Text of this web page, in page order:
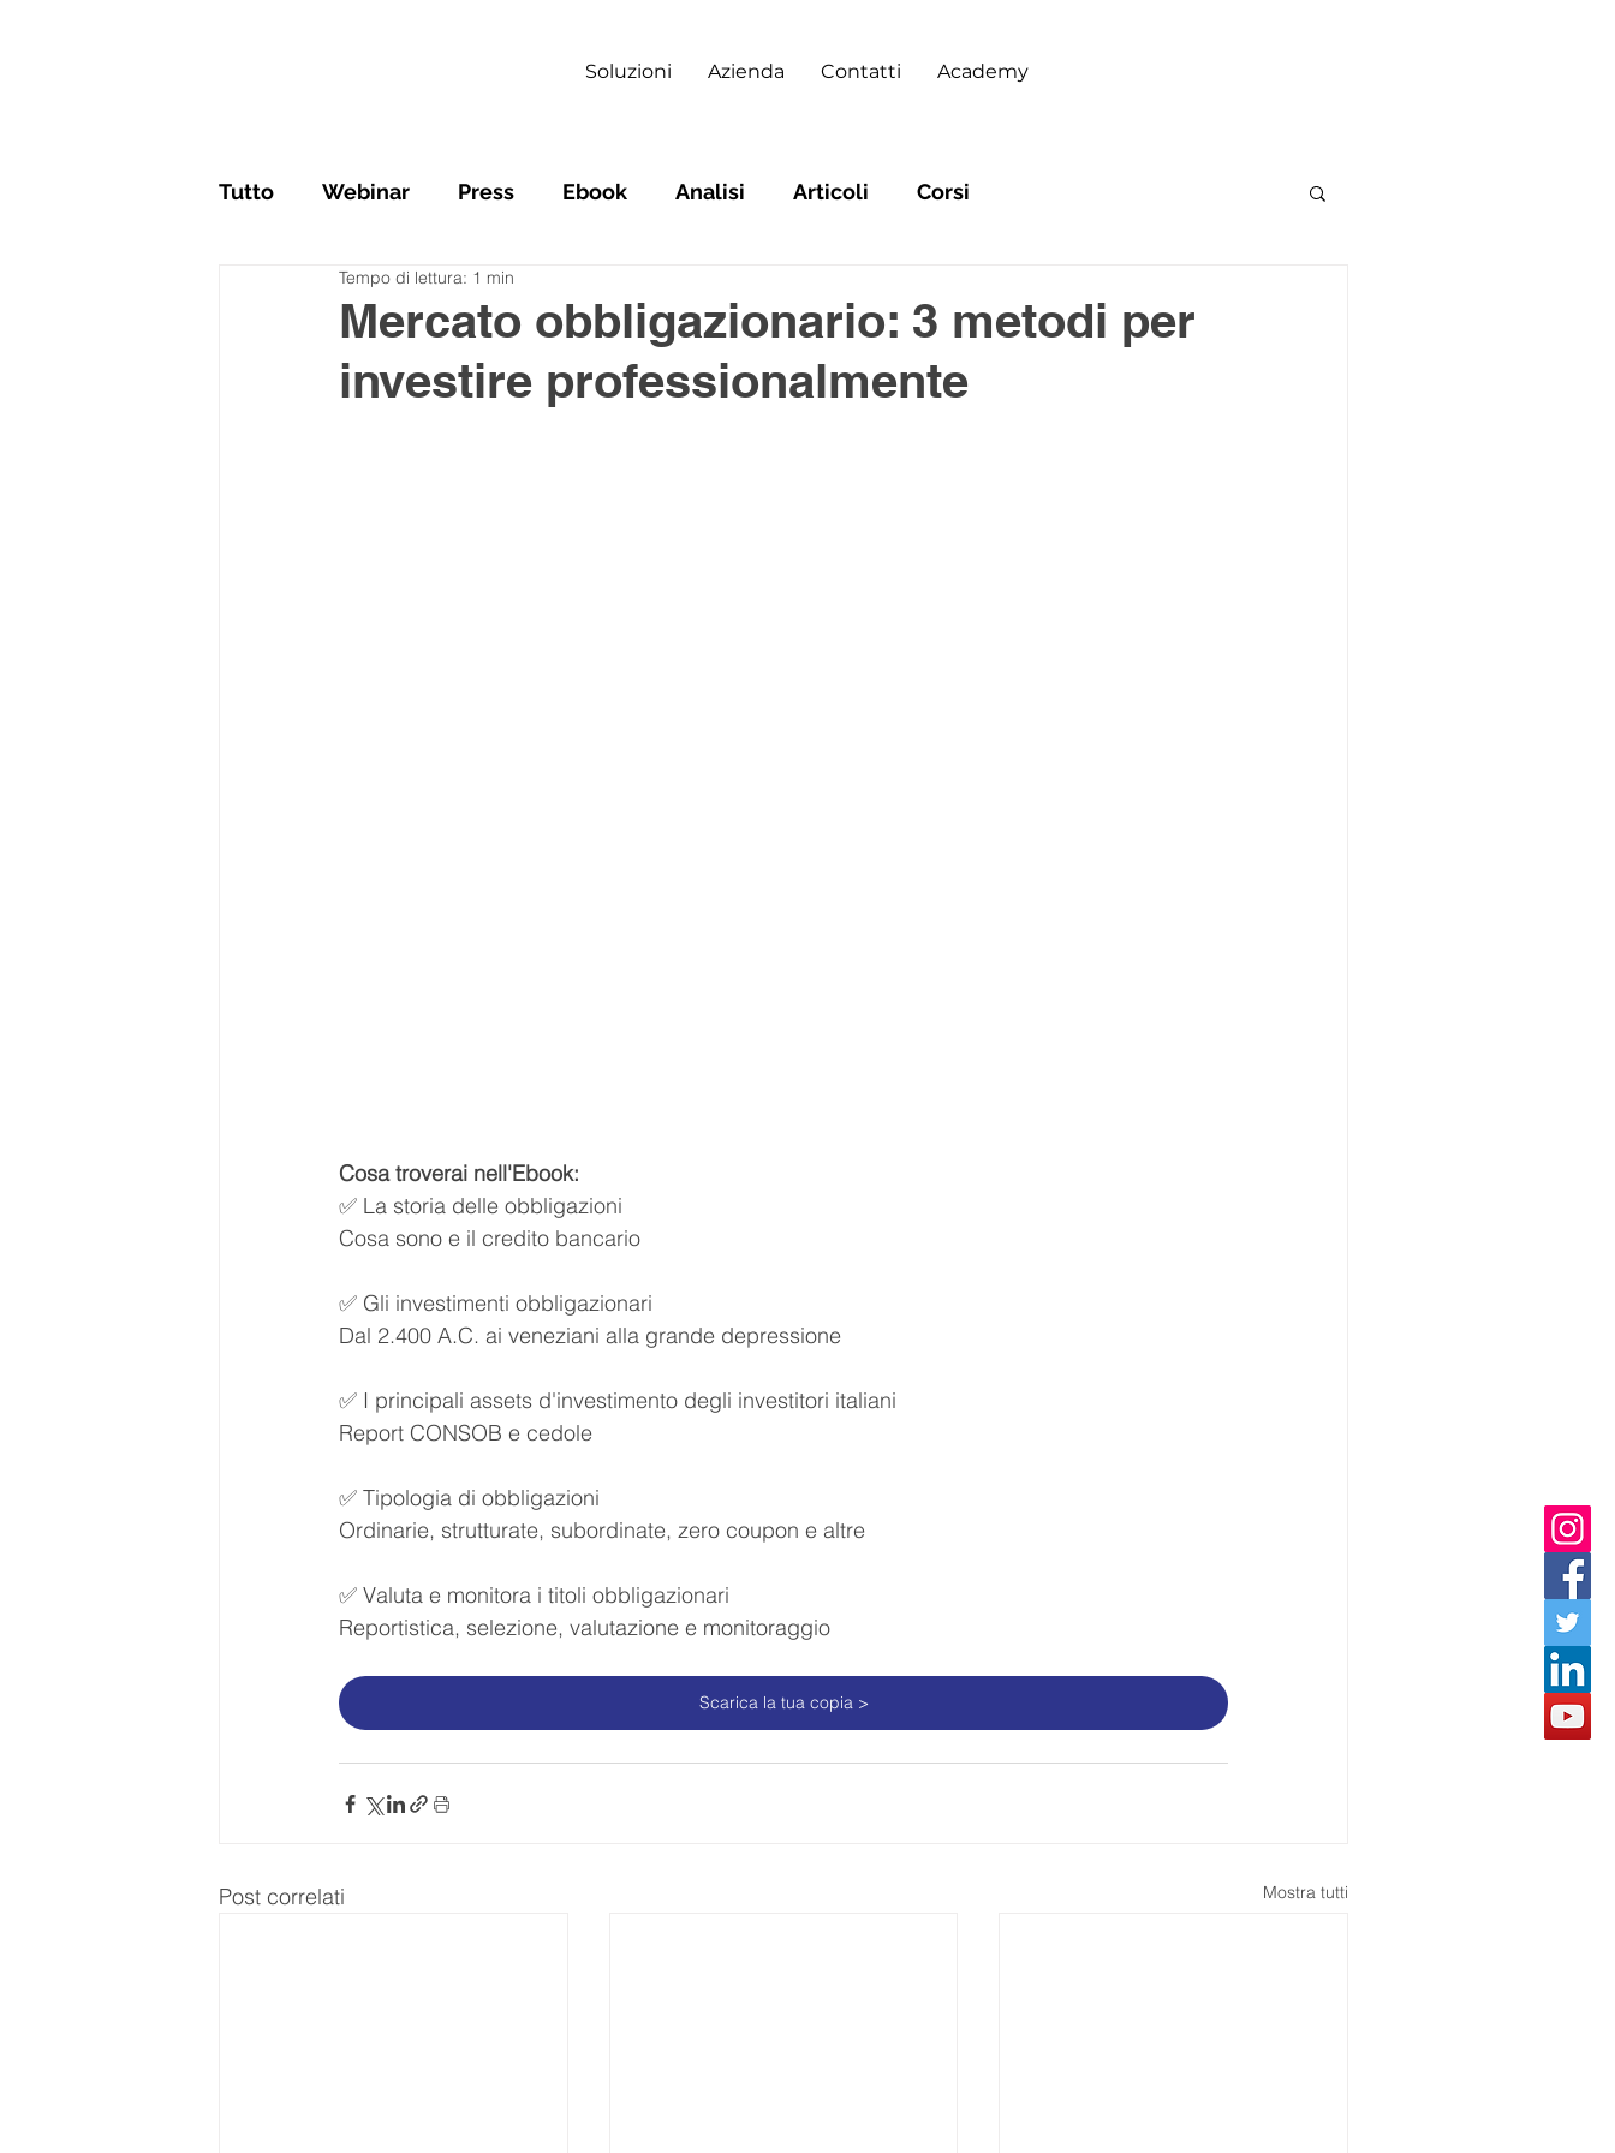
Soluzioni Azienda Contatti Academy
Tutto Webinar Press Ebook Analisi Articoli Corsi
Mercato obbligazionario: 3 metodi per
investire professionalmente
Tempo di lettura: 1 min
Cosa troverai nell'Ebook:
✅ La storia delle obbligazioni
Cosa sono e il credito bancario
✅ Gli investimenti obbligazionari
Dal 2.400 A.C. ai veneziani alla grande depressione
✅ I principali assets d'investimento degli investitori italiani
Report CONSOB e cedole
✅ Tipologia di obbligazioni
Ordinarie, strutturate, subordinate, zero coupon e altre
✅ Valuta e monitora i titoli obbligazionari
Reportistica, selezione, valutazione e monitoraggio
Scarica la tua copia >
Post correlati Mostra tutti